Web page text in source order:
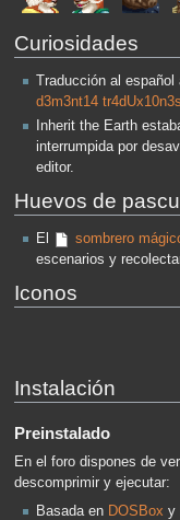
Curiosidades
Traducción al español
d3m3nt14 tr4dUx10n3s
Inherit the Earth
interrumpida por
editor.
Huevos de
El sombrero
escenarios y
Iconos
Instalación
Preinstalado
En el foro dispones de
descomprimir y ejecutar:
Basada en DOSBox y